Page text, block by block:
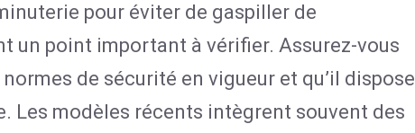
pour éviter de gaspiller de
un point important à vérifier. Assurez-vous
de sécurité en vigueur et qu’il dispose
Les modèles récents intègrent souvent des